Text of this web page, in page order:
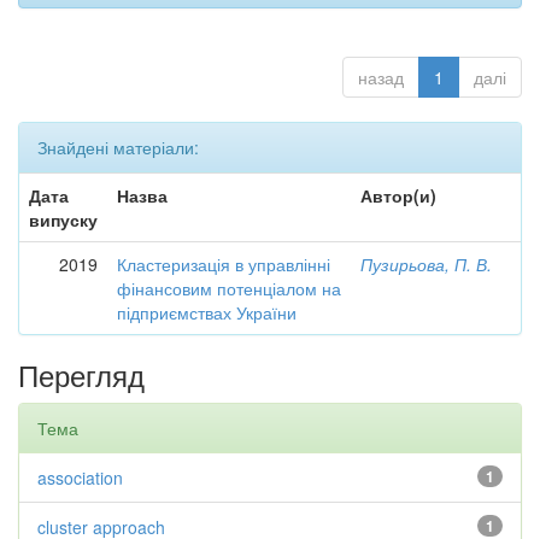
назад 1 далі
Знайдені матеріали:
Дата
випуску
Назва Автор(и)
2019
Кластеризація в управлінні
фінансовим потенціалом на
підприємствах України
Пузирьова, П. В.
Перегляд
Тема
1
association
1
cluster approach